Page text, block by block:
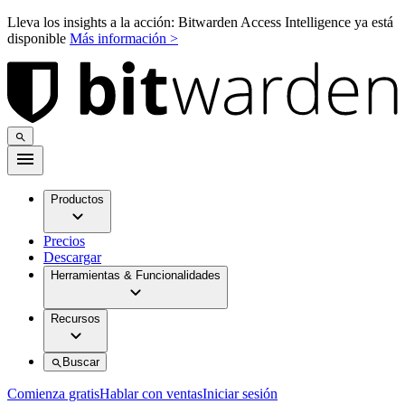
Lleva los insights a la acción: Bitwarden Access Intelligence ya está
disponible Más información >
Productos
Precios
Descargar
Herramientas & Funcionalidades
Recursos
Buscar
Comienza gratisHablar con ventasIniciar sesión